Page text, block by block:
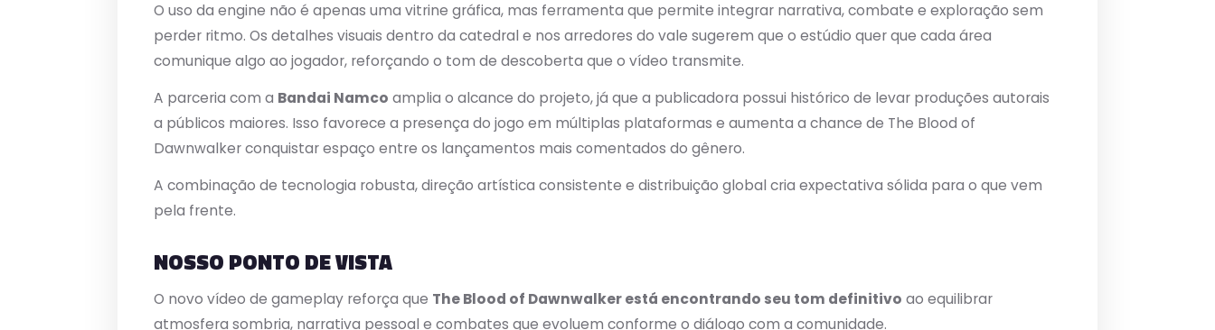
O uso da engine não é apenas uma vitrine gráfica, mas ferramenta que permite integrar narrativa, combate e exploração sem
perder ritmo. Os detalhes visuais dentro da catedral e nos arredores do vale sugerem que o estúdio quer que cada área
comunique algo ao jogador, reforçando o tom de descoberta que o vídeo transmite.
A parceria com a Bandai Namco amplia o alcance do projeto, já que a publicadora possui histórico de levar produções autorais
a públicos maiores. Isso favorece a presença do jogo em múltiplas plataformas e aumenta a chance de The Blood of
Dawnwalker conquistar espaço entre os lançamentos mais comentados do gênero.
A combinação de tecnologia robusta, direção artística consistente e distribuição global cria expectativa sólida para o que vem
pela frente.
NOSSO PONTO DE VISTA
O novo vídeo de gameplay reforça que The Blood of Dawnwalker está encontrando seu tom definitivo ao equilibrar
atmosfera sombria, narrativa pessoal e combates que evoluem conforme o diálogo com a comunidade.